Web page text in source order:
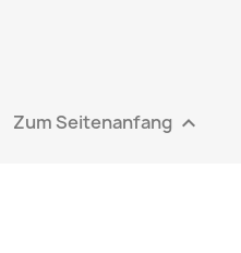
Zum Seitenanfang 